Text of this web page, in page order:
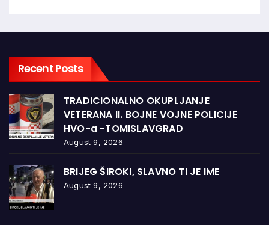
Recent Posts
TRADICIONALNO OKUPLJANJE
VETERANA II. BOJNE VOJNE POLICIJE
HVO-a -TOMISLAVGRAD
August 9, 2026
BRIJEG ŠIROKI, SLAVNO TI JE IME
August 9, 2026